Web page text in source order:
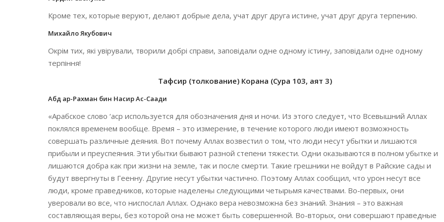
Кроме тех, которые веруют, делают добрые дела, учат друг друга истине, учат друг друга терпению.
Михайло Якубович
Окрім тих, які увірували, творили добрі справи, заповідали одне одному істину, заповідали одне одному
терпіння!
Тафсир (толкование) Корана (Сура 103, аят 3)
Абд ар-Рахман бин Насир Ас-Саади
«Арабское слово ‘аср используется для обозначения дня и ночи. Из этого следует, что Всевышний Аллах
поклялся временем вообще. Время – это измерение, в течение которого люди имеют возможность
совершать различные деяния. Вот почему Аллах возвестил о том, что люди несут убытки и лишаются
прибыли и преуспеяния. Эти убытки бывают разной степени тяжести. Одни оказываются в полном убытке и
лишаются добра как при жизни на земле, так и после смерти. Такие грешники не войдут в Райские сады и
будут ввергнуты в Геенну. Другие несут убытки частично. Поэтому Аллах сообщил, что урон несут все
люди, кроме праведников, которые наделены следующими четырьмя качествами. Во-первых, они
уверовали во все, что ниспослал Аллах. Однако вера невозможна без знаний. Знания – это важная
составляющая веры, без которой она не может быть совершенной. Во-вторых, они совершают праведные